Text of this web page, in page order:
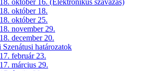
október 18.
október 25.
november 29.
december 20.
Szenátusi határozatok
február 23.
március 29.